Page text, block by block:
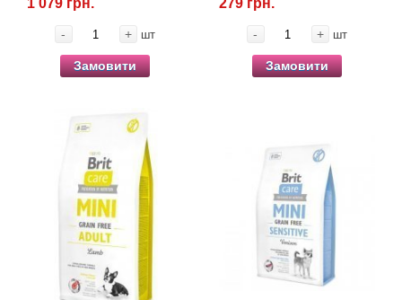
- + шт
Замовити
- + шт
Замовити